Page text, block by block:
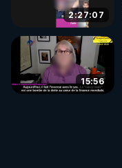
2:27:07
15:56